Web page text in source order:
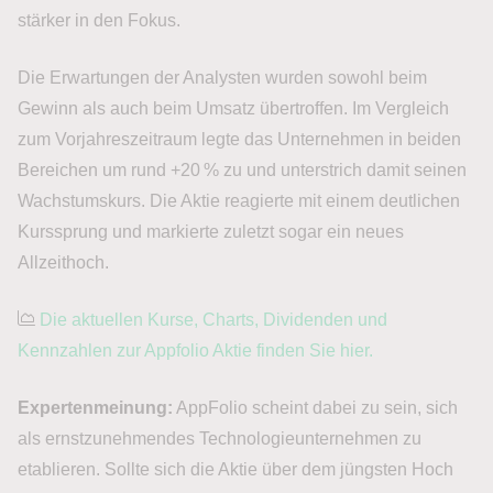
stärker in den Fokus.
Die Erwartungen der Analysten wurden sowohl beim
Gewinn als auch beim Umsatz übertroffen. Im Vergleich
zum Vorjahreszeitraum legte das Unternehmen in beiden
Bereichen um rund +20 % zu und unterstrich damit seinen
Wachstumskurs. Die Aktie reagierte mit einem deutlichen
Kurssprung und markierte zuletzt sogar ein neues
Allzeithoch.
Die aktuellen Kurse, Charts, Dividenden und
Kennzahlen zur Appfolio Aktie finden Sie hier.
Expertenmeinung: AppFolio scheint dabei zu sein, sich
als ernstzunehmendes Technologieunternehmen zu
etablieren. Sollte sich die Aktie über dem jüngsten Hoch